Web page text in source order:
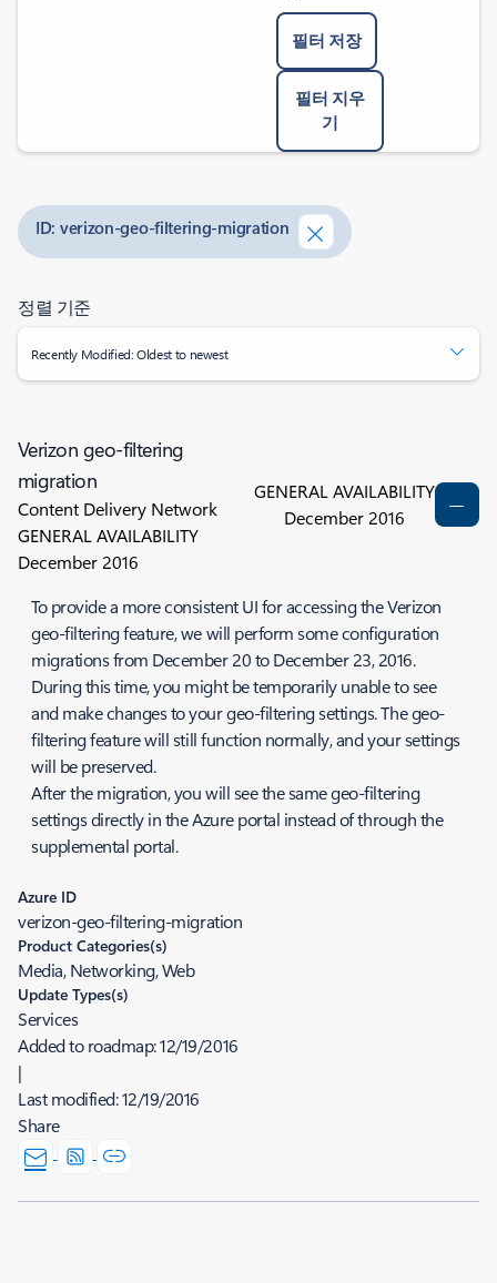
필터 저장
필터 지우
기
ID: verizon-geo-filtering-migration
정렬 기준
Recently Modified: Oldest to newest
Verizon geo-filtering
migration
Content Delivery Network
GENERAL AVAILABILITY
December 2016
GENERAL AVAILABILITY
December 2016
To provide a more consistent UI for accessing the Verizon
geo-filtering feature, we will perform some configuration
migrations from December 20 to December 23, 2016.
During this time, you might be temporarily unable to see
and make changes to your geo-filtering settings. The geo-
filtering feature will still function normally, and your settings
will be preserved.
After the migration, you will see the same geo-filtering
settings directly in the Azure portal instead of through the
supplemental portal.
Azure ID
verizon-geo-filtering-migration
Product Categories(s)
Media, Networking, Web
Update Types(s)
Services
Added to roadmap:12/19/2016
|
Last modified:12/19/2016
Share